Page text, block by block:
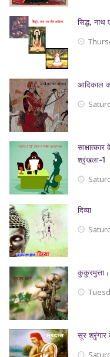
सिद्ध, नाथ
आदिकाल
श्रृंखला-1
दिव्या
कुकुरमुत्ता :
सूर श्रृंगार